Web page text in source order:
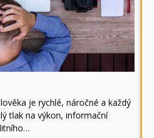
je rychlé, náročné a každý
tlak na výkon, informační